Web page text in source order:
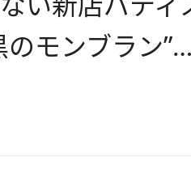
のモンブラン”…